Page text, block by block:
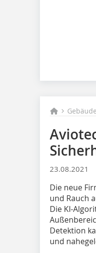
23.08.2021
Die neue
und Rauch
Die KI-
Detektion
und